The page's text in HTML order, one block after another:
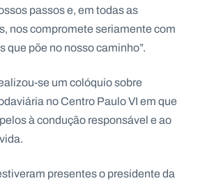
passos e, em todas as
nos compromete seriamente com
que põe no nosso caminho”.
se um colóquio sobre
no Centro Paulo VI em que
à condução responsável e ao
presentes o presidente da